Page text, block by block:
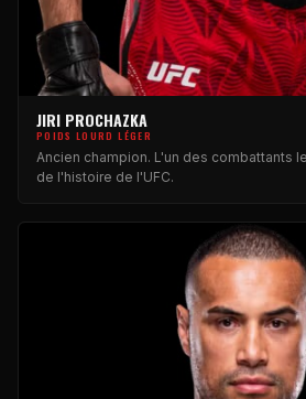
JIRI PROCHAZKA
POIDS LOURD LÉGER
Ancien champion. L'un des combattants
de l'histoire de l'UFC.